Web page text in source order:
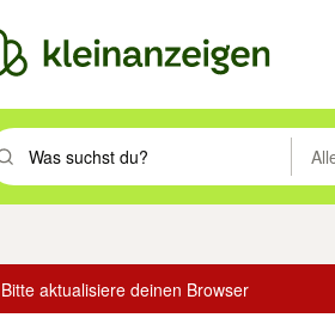
eingeben. Eingabetaste drücken
Bitte aktualisiere deinen Browser